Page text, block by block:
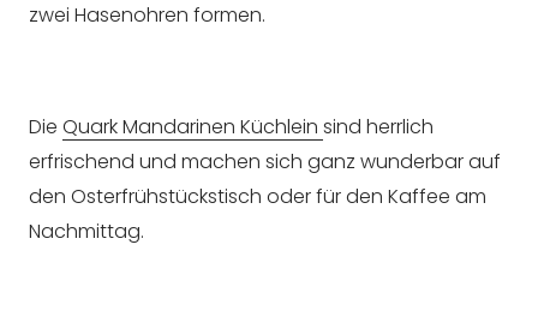
zwei Hasenohren formen.
Die Quark Mandarinen Küchlein sind herrlich
erfrischend und machen sich ganz wunderbar auf
den Osterfrühstückstisch oder für den Kaffee am
Nachmittag.